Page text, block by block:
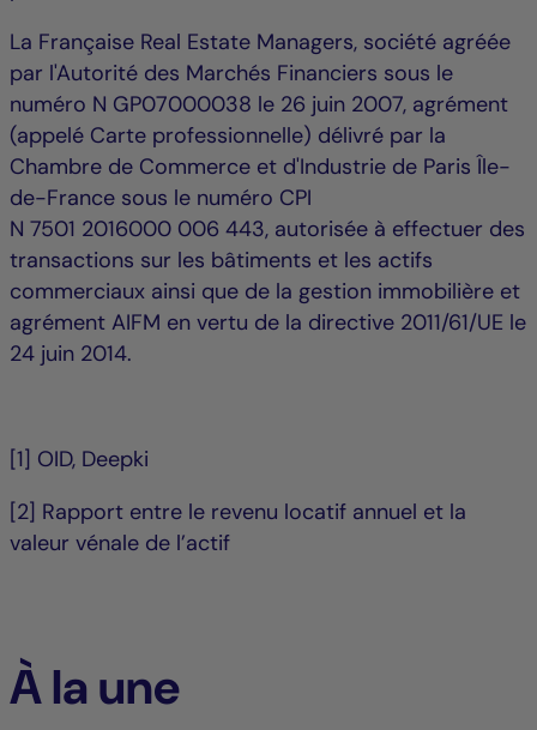
La Française Real Estate Managers, société agréée
par l'Autorité des Marchés Financiers sous le
numéro N GP07000038 le 26 juin 2007, agrément
(appelé Carte professionnelle) délivré par la
Chambre de Commerce et d'Industrie de Paris Île-
de-France sous le numéro CPI
N 7501 2016000 006 443, autorisée à effectuer des
transactions sur les bâtiments et les actifs
commerciaux ainsi que de la gestion immobilière et
agrément AIFM en vertu de la directive 2011/61/UE le
24 juin 2014.
[1] OID, Deepki
[2] Rapport entre le revenu locatif annuel et la
valeur vénale de l’actif
À la une